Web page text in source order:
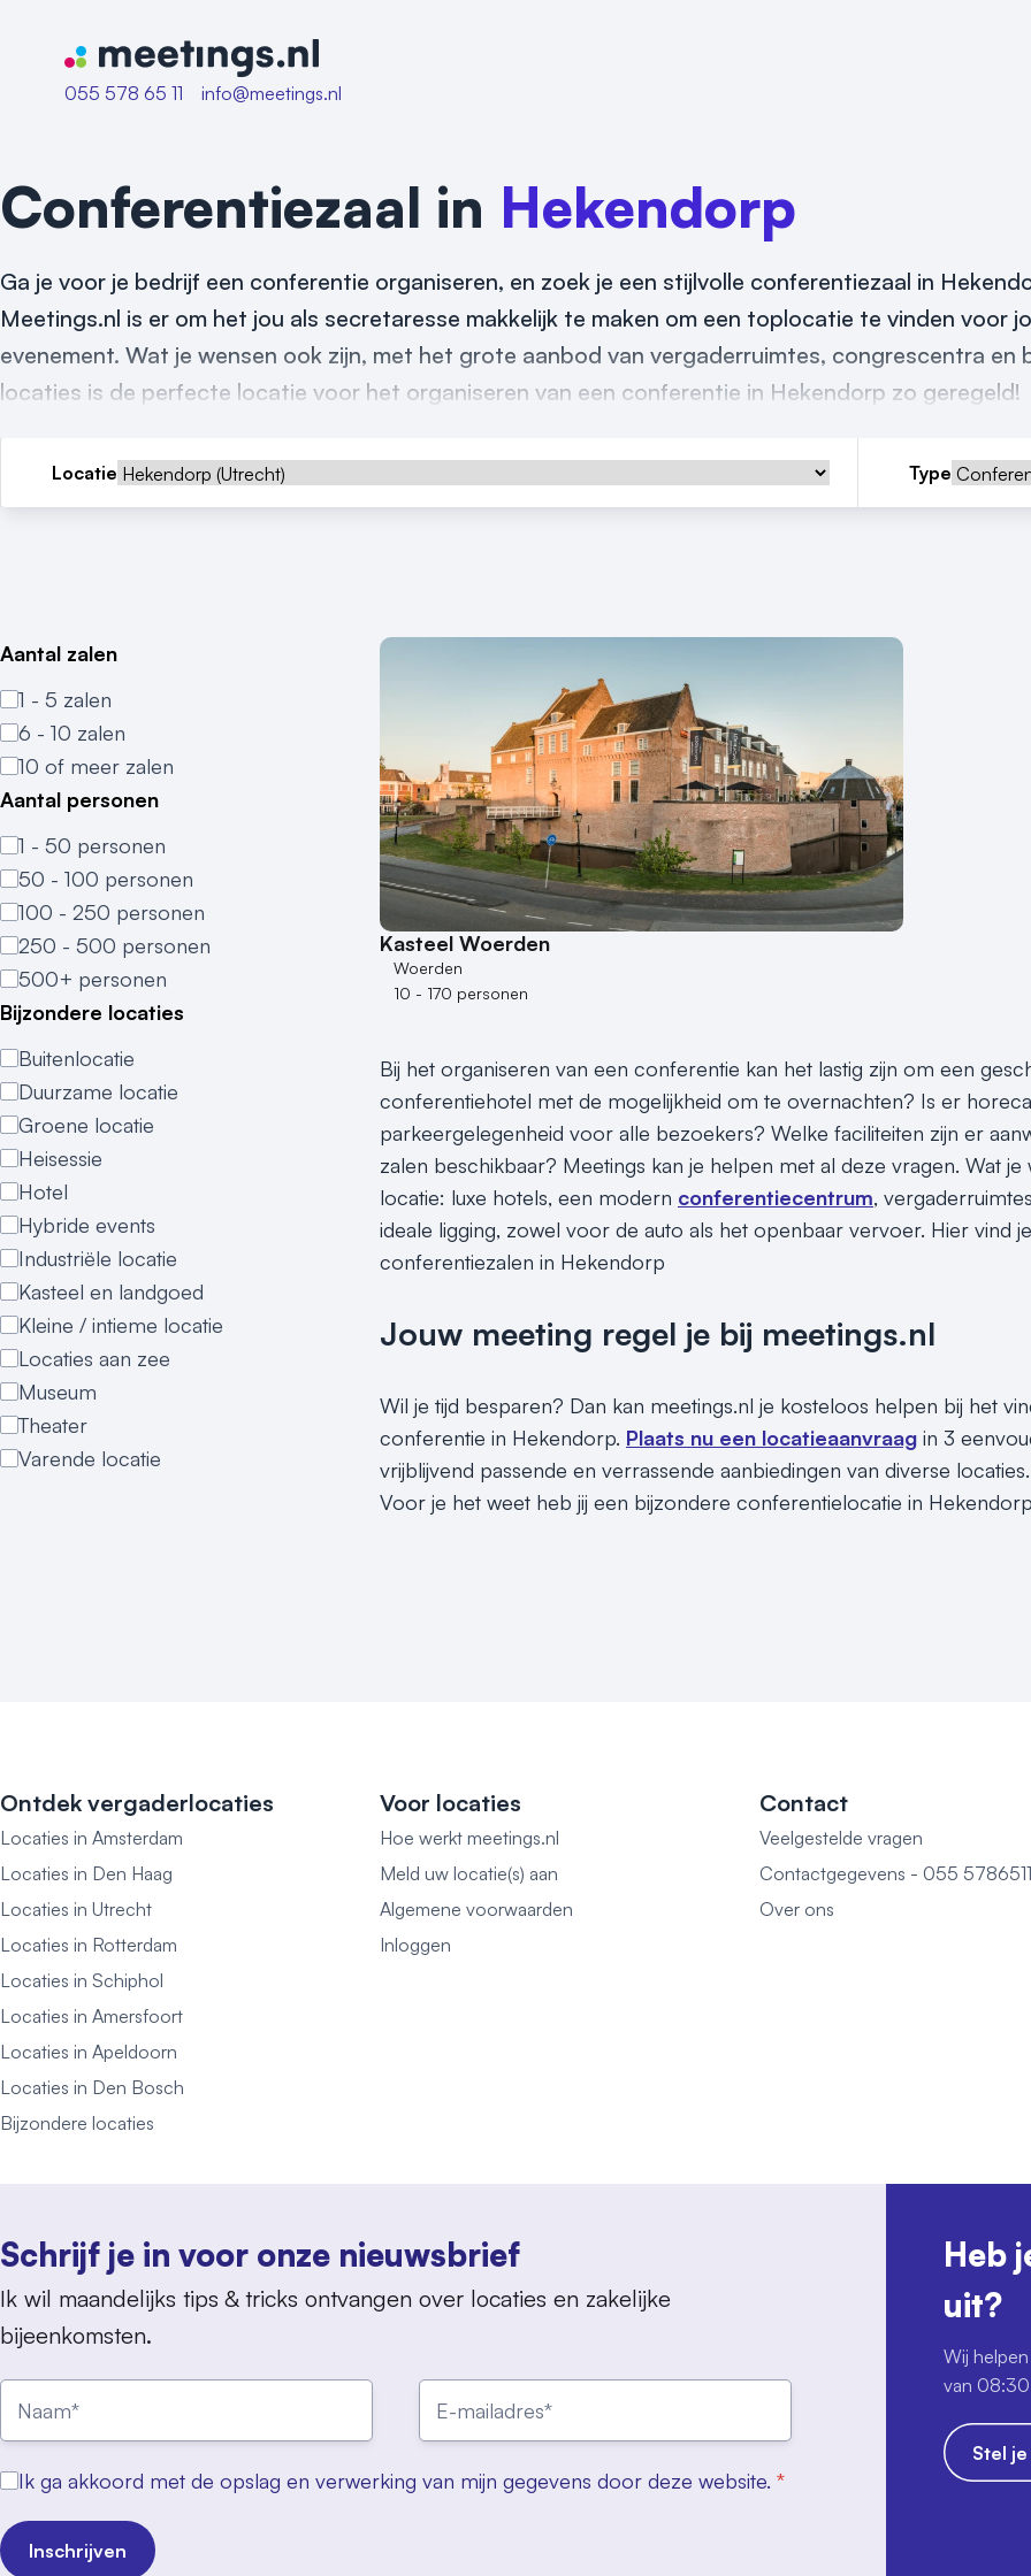
Naar home van Meetings
055 578 65 11
info@meetings.nl
Conferentiezaal in Hekendorp
Ga je voor je bedrijf een conferentie organiseren, en zoek je een stijlvolle conferentiezaal in
Meetings.nl is er om het jou als secretaresse makkelijk te maken om een toplocatie te vinden voor
evenement. Wat je wensen ook zijn, met het grote aanbod van vergaderruimtes, congrescentra en
locaties is de perfecte locatie voor het organiseren van een conferentie in Hekendorp zo geregeld!
Locatie Type
Aantal zalen
1 - 5 zalen
6 - 10 zalen
10 of meer zalen
Aantal personen
1 - 50 personen
50 - 100 personen
100 - 250 personen
250 - 500 personen
500+ personen
Bijzondere locaties
Buitenlocatie
Duurzame locatie
Groene locatie
Heisessie
Hotel
Hybride events
Industriële locatie
Kasteel en landgoed
Kleine / intieme locatie
Locaties aan zee
Museum
Theater
Varende locatie
Kasteel Woerden
Woerden
10 - 170 personen
Bij het organiseren van een conferentie kan het lastig zijn om een
conferentiehotel met de mogelijkheid om te overnachten? Is er
parkeergelegenheid voor alle bezoekers? Welke faciliteiten zijn er
zalen beschikbaar? Meetings kan je helpen met al deze vragen. Wat
locatie: luxe hotels, een modern conferentiecentrum,
ideale ligging, zowel voor de auto als het openbaar vervoer. Hier vind
conferentiezalen in Hekendorp
Jouw meeting regel je bij meetings.nl
Wil je tijd besparen? Dan kan meetings.nl je kosteloos helpen bij het
conferentie in Hekendorp. Plaats nu een locatieaanvraag in 3
vrijblijvend passende en verrassende aanbiedingen van diverse locaties.
Voor je het weet heb jij een bijzondere conferentielocatie in
Ontdek vergaderlocaties
Locaties in Amsterdam
Locaties in Den Haag
Locaties in Utrecht
Locaties in Rotterdam
Locaties in Schiphol
Locaties in Amersfoort
Locaties in Apeldoorn
Locaties in Den Bosch
Bijzondere locaties
Voor locaties
Hoe werkt meetings.nl
Meld uw locatie(s) aan
Algemene voorwaarden
Inloggen
Contact
Veelgestelde vragen
Contactgegevens - 055 5786511
Over ons
Schrijf je in voor onze nieuwsbrief
Ik wil maandelijks tips & tricks ontvangen over locaties en zakelijke
bijeenkomsten.
Ik ga akkoord met de opslag en verwerking van mijn gegevens door deze website. *
Inschrijven
Heb
uit?
Wij
van 08:30
Stel